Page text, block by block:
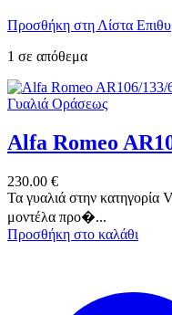
Προσθήκη στη Λίστα
1 σε απόθεμα
Γυαλιά Οράσεως
Alfa Romeo
230.00 €
Τα γυαλιά στην κατηγορία
μοντέλα προ�...
Προσθήκη στο καλάθι